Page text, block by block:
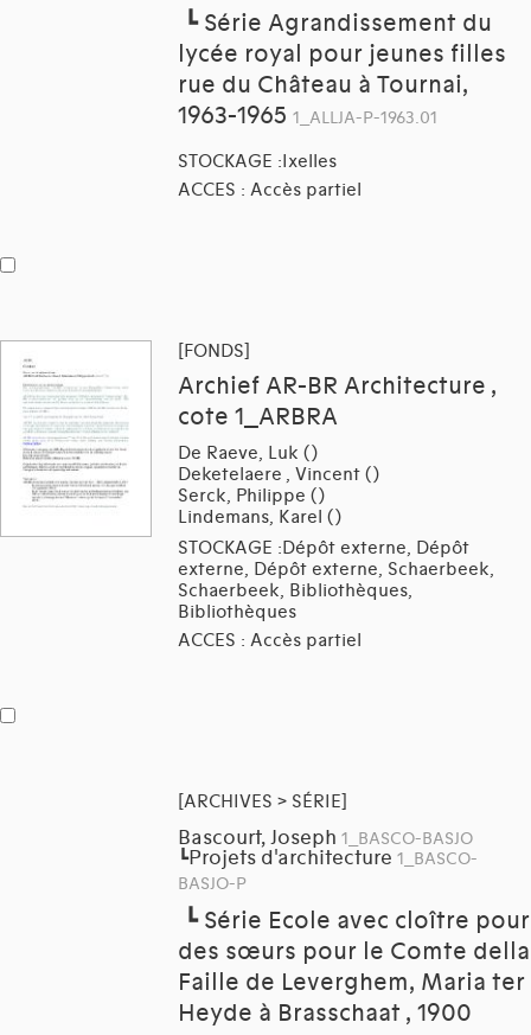
┗ Série Agrandissement du
lycée royal pour jeunes filles
rue du Château à Tournai,
1963-1965 1_ALLJA-P-1963.01
STOCKAGE :Ixelles
ACCES : Accès partiel
[FONDS]
Archief AR-BR Architecture ,
cote 1_ARBRA
De Raeve, Luk ()
Deketelaere , Vincent ()
Serck, Philippe ()
Lindemans, Karel ()
STOCKAGE :Dépôt externe, Dépôt
externe, Dépôt externe, Schaerbeek,
Schaerbeek, Bibliothèques,
Bibliothèques
ACCES : Accès partiel
[ARCHIVES > SÉRIE]
Bascourt, Joseph 1_BASCO-BASJO
┗Projets d'architecture 1_BASCO-
BASJO-P
┗ Série Ecole avec cloître pour
des sœurs pour le Comte della
Faille de Leverghem, Maria ter
Heyde à Brasschaat , 1900